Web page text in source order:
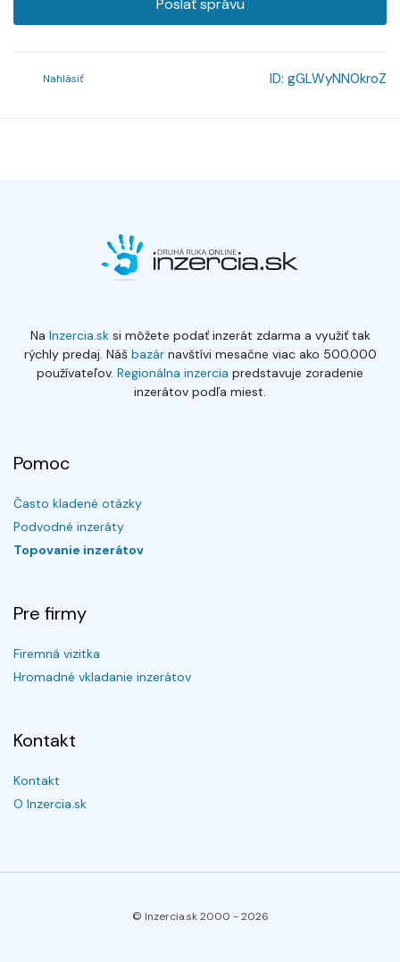
Poslať správu
Nahlásiť ID: gGLWyNN0kroZ
Na Inzercia.sksi môžete podať inzerát zdarma a využiť tak
rýchly predaj. Náš bazárnavštívi mesačne viac ako 500.000
používateľov. Regionálna inzercia predstavuje zoradenie
inzerátov podľa miest.
Pomoc
Často kladené otázky
Podvodné inzeráty
Topovanie inzerátov
Pre firmy
Firemná vizitka
Hromadné vkladanie inzerátov
Kontakt
Kontakt
O Inzercia.sk
© Inzercia.sk 2000 -2026